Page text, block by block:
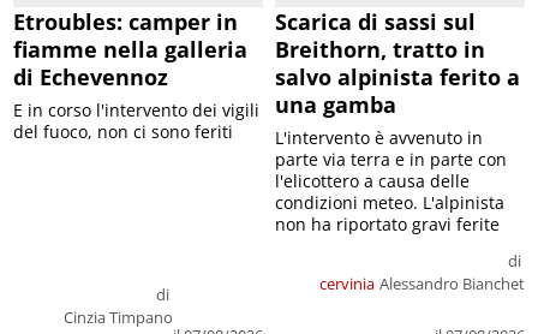
Etroubles: camper in
fiamme nella galleria
di Echevennoz
di
Cinzia Timpano
E in corso l'intervento dei vigili
del fuoco, non ci sono feriti
Scarica di sassi sul
Breithorn, tratto in
salvo alpinista ferito a
una gamba
cervinia
di
Alessandro Bianchet
L'intervento è avvenuto in
parte via terra e in parte con
l'elicottero a causa delle
condizioni meteo. L'alpinista
non ha riportato gravi ferite